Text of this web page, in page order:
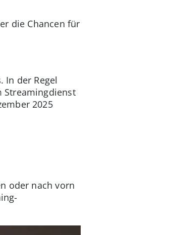
die Chancen für
In der Regel
Streamingdienst
2025
oder nach vorn